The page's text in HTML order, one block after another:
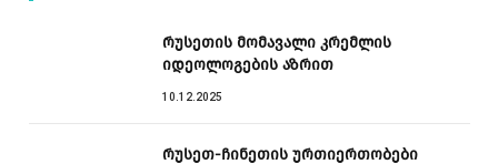
რუსეთის მომავალი კრემლის
იდეოლოგების აზრით
10.12.2025
რუსეთ-ჩინეთის ურთიერთობები